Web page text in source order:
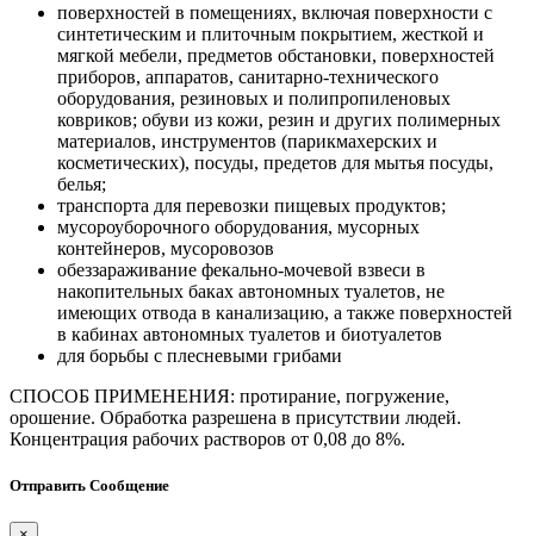
поверхностей в помещениях, включая поверхности с
синтетическим и плиточным покрытием, жесткой и
мягкой мебели, предметов обстановки, поверхностей
приборов, аппаратов, санитарно-технического
оборудования, резиновых и полипропиленовых
ковриков; обуви из кожи, резин и других полимерных
материалов, инструментов (парикмахерских и
косметических), посуды, предетов для мытья посуды,
белья;
транспорта для перевозки пищевых продуктов;
мусороуборочного оборудования, мусорных
контейнеров, мусоровозов
обеззараживание фекально-мочевой взвеси в
накопительных баках автономных туалетов, не
имеющих отвода в канализацию, а также поверхностей
в кабинах автономных туалетов и биотуалетов
для борьбы с плесневыми грибами
СПОСОБ ПРИМЕНЕНИЯ: протирание, погружение,
орошение. Обработка разрешена в присутствии людей.
Концентрация рабочих растворов от 0,08 до 8%.
Отправить Сообщение